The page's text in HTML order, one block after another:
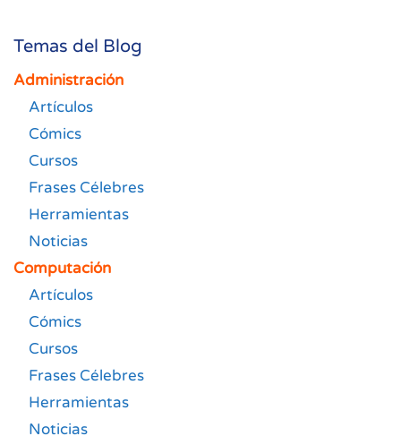
Temas del Blog
Administración
Artículos
Cómics
Cursos
Frases Célebres
Herramientas
Noticias
Computación
Artículos
Cómics
Cursos
Frases Célebres
Herramientas
Noticias